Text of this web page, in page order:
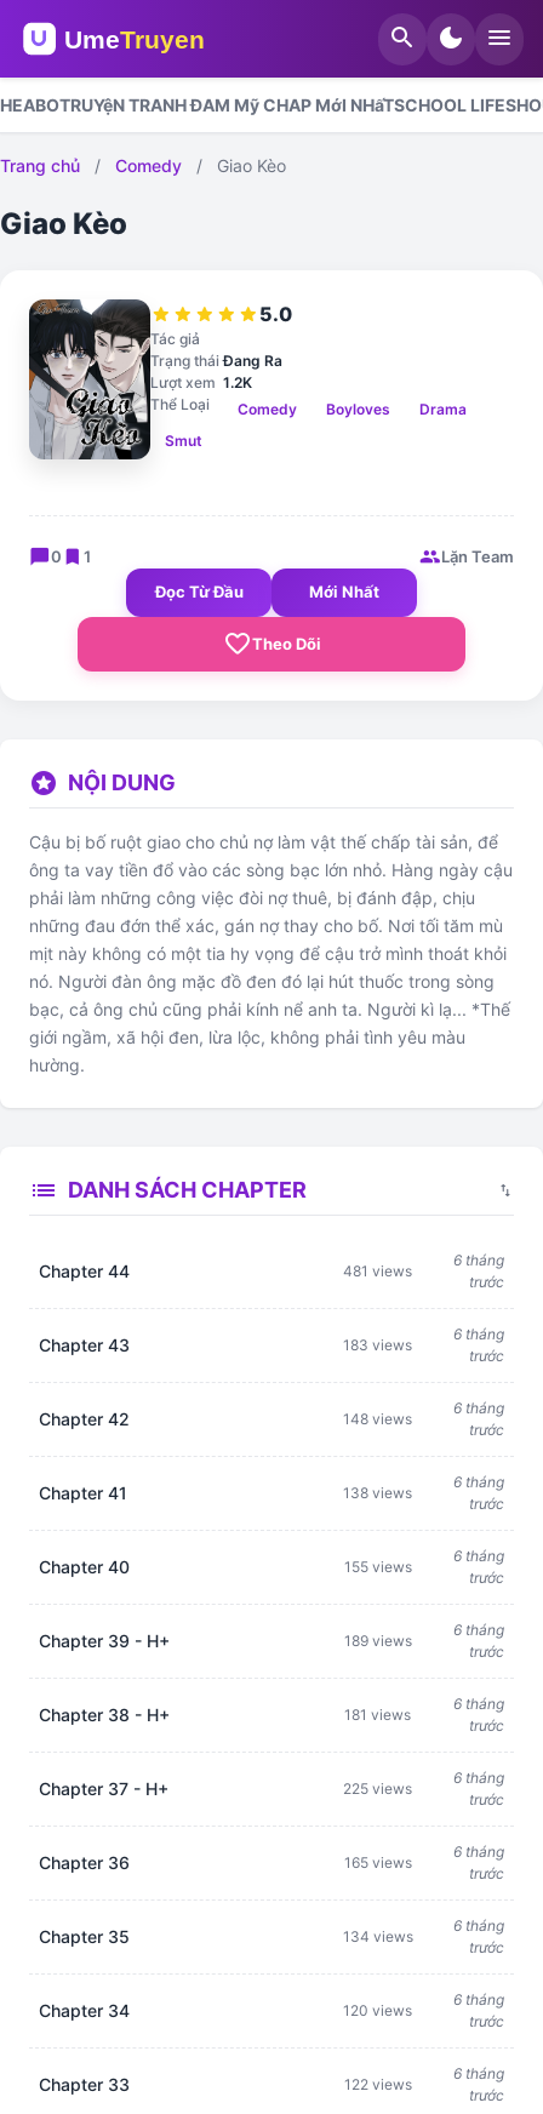
search dark_mode menu
HEABOTRUYệN TRANH ĐAM Mỹ CHAP MớI NHấTSCHOOL LIFE
Trang chủ / Comedy / Giao Kèo
Giao Kèo
star star star star star 5.0
Tác giả
Trạng thái Đang Ra
Lượt xem 1.2K
Thể Loại
Comedy Boyloves
Drama
Smut
chat_bubble0 bookmark 1 groupLặn Team
Đọc Từ Đầu
Mới Nhất
favorite_borderTheo Dõi
stars NỘI DUNG
Cậu bị bố ruột giao cho chủ nợ làm vật thế chấp tài sản, để
ông ta vay tiền đổ vào các sòng bạc lớn nhỏ. Hàng ngày cậu
phải làm những công việc đòi nợ thuê, bị đánh đập, chịu
những đau đớn thể xác, gán nợ thay cho bố. Nơi tối tăm mù
mịt này không có một tia hy vọng để cậu trở mình thoát khỏi
nó. Người đàn ông mặc đồ đen đó lại hút thuốc trong sòng
bạc, cả ông chủ cũng phải kính nể anh ta. Người kì lạ... *Thế
giới ngầm, xã hội đen, lừa lộc, không phải tình yêu màu
hường.
list DANH SÁCH CHAPTER swap_vert
Chapter 44 481 views
6 tháng
trước
Chapter 43 183 views
6 tháng
trước
Chapter 42 148 views
6 tháng
trước
Chapter 41 138 views
6 tháng
trước
Chapter 40 155 views
6 tháng
trước
Chapter 39 - H+ 189 views
6 tháng
trước
Chapter 38 - H+ 181 views
6 tháng
trước
Chapter 37 - H+ 225 views
6 tháng
trước
Chapter 36 165 views
6 tháng
trước
Chapter 35 134 views
6 tháng
trước
Chapter 34 120 views
6 tháng
trước
Chapter 33 122 views
6 tháng
trước